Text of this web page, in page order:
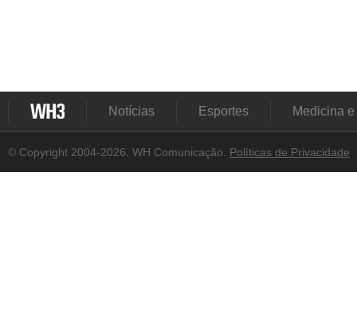
Notícias Esportes Medicina
© Copyright 2004-2026. WH Comunicação. Políticas de Privacidade